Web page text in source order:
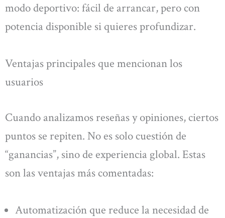
modo deportivo: fácil de arrancar, pero con
potencia disponible si quieres profundizar.
Ventajas principales que mencionan los
usuarios
Cuando analizamos reseñas y opiniones, ciertos
puntos se repiten. No es solo cuestión de
“ganancias”, sino de experiencia global. Estas
son las ventajas más comentadas:
Automatización que reduce la necesidad de